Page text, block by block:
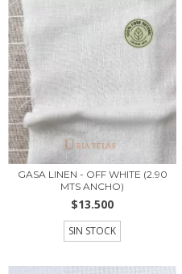
GASA LINEN - OFF WHITE (2.90
MTS ANCHO)
$13.500
SIN STOCK